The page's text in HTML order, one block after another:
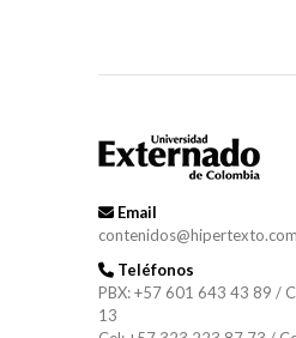
Email
Teléfonos
PBX: +57 601 643 43 89 /
13